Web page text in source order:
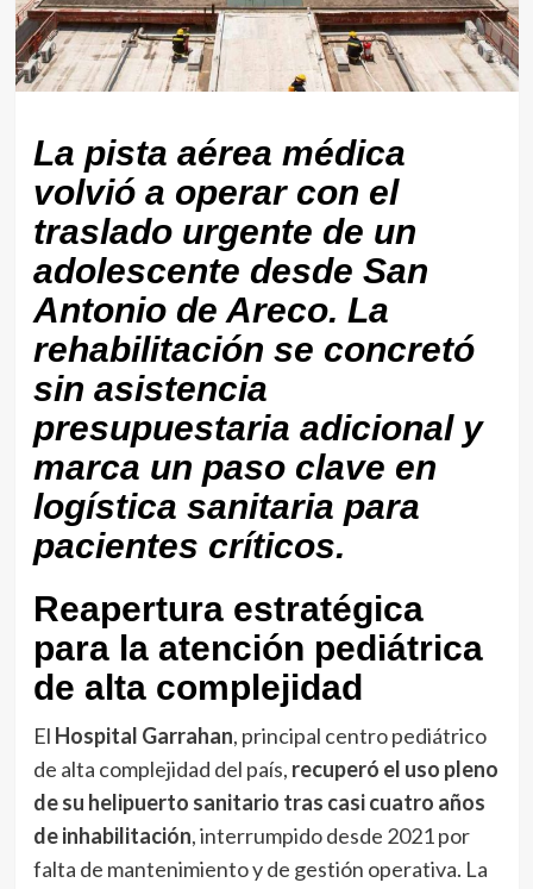
La pista aérea médica
volvió a operar con el
traslado urgente de un
adolescente desde San
Antonio de Areco. La
rehabilitación se concretó
sin asistencia
presupuestaria adicional y
marca un paso clave en
logística sanitaria para
pacientes críticos.
Reapertura estratégica
para la atención pediátrica
de alta complejidad
El Hospital Garrahan, principal centro pediátrico
de alta complejidad del país, recuperó el uso pleno
de su helipuerto sanitario tras casi cuatro años
de inhabilitación, interrumpido desde 2021 por
falta de mantenimiento y de gestión operativa. La